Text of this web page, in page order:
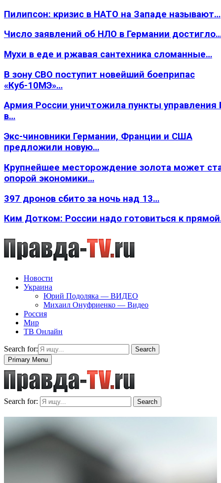
Пилипсон: кризис в НАТО на Западе называют…
Число заявлений об НЛО в Германии
Мухи в еде и ржавая сантехника сломанные…
В зону СВО поступит новейший боеприпас
«Куб-10МЭ»…
Армия России уничтожила пункты
в…
Экс-чиновники Германии, Франции и США
предложили новую…
Крупнейшее месторождение золота может
опорой экономики…
397 дронов сбито за ночь над 13…
Ким Дотком: России надо готовиться к
Новости
Украина
Юрий Подоляка — ВИДЕО
Михаил Онуфриенко — Видео
Россия
Мир
ТВ Онлайн
Search for:
Search
Primary Menu
Search for: Search